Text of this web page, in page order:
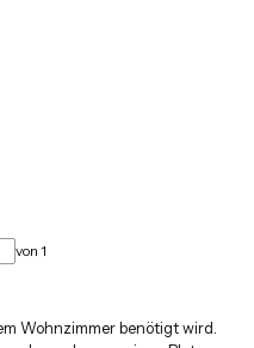
von 1
Wohnzimmer benötigt wird.